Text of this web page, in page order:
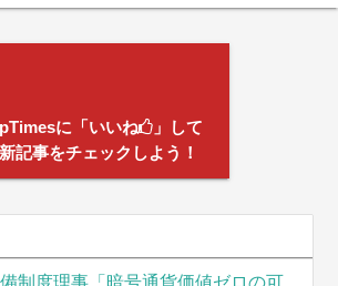
に「いいね
」して
記事をチェックしよう！